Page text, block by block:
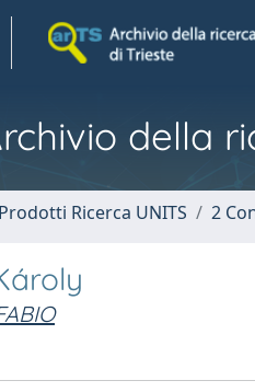
della
Ricerca UNITS 2